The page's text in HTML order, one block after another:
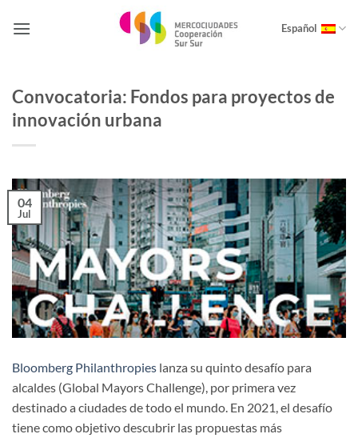
Español
Convocatoria: Fondos para proyectos de
innovación urbana
04
Jul
Bloomberg Philanthropies lanza su quinto desafío para
alcaldes (Global Mayors Challenge), por primera vez
destinado a ciudades de todo el mundo. En 2021, el desafío
tiene como objetivo descubrir las propuestas más